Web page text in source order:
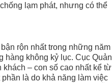
lạm phát, nhưng có thể
rộn nhất trong những năm
không kỷ lục. Cục Quản
khách – con số cao nhất kể từ
là do khả năng làm việc